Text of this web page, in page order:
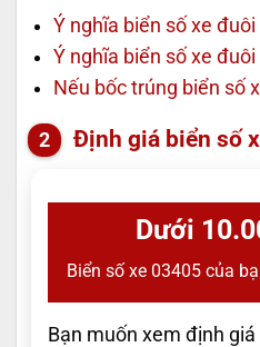
Ý nghĩa biển số xe đuôi
Ý nghĩa biển số xe đuôi
Nếu bốc trúng biển số
Định giá biển số
Dưới
Biển số xe 03405 của
Bạn muốn xem định